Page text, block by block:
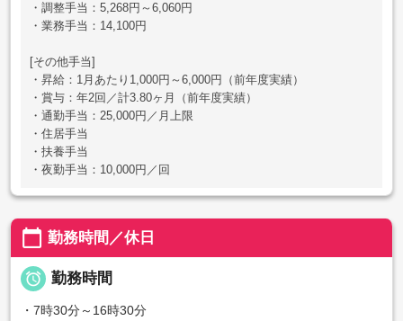
・調整手当：5,268円～6,060円
・業務手当：14,100円
[その他手当]
・昇給：1月あたり1,000円～6,000円（前年度実績）
・賞与：年2回／計3.80ヶ月（前年度実績）
・通勤手当：25,000円／月上限
・住居手当
・扶養手当
・夜勤手当：10,000円／回
calendar_today 勤務時間／休日
 勤務時間
・7時30分～16時30分